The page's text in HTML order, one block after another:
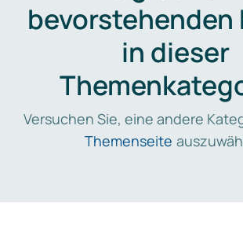
bevorstehenden
in dieser
Versuchen Sie, eine andere
Themenseite